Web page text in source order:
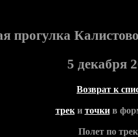
прогулка
5 декабря
Возврат к
треки точкив
Полет по